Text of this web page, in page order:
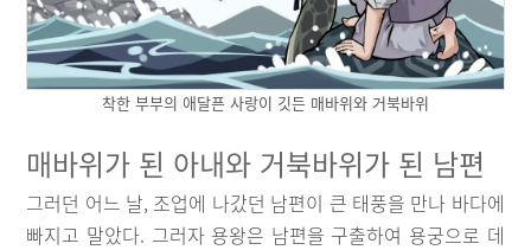
착한 부부의 애달픈 사랑이 깃든 매바위와 거북바위
매바위가 된 아내와 거북바위가 된 남편
그러던 어느 날, 조업에 나갔던 남편이 큰 태풍을 만나 바다에
빠지고 말았다. 그러자 용왕은 남편을 구출하여 용궁으로 데